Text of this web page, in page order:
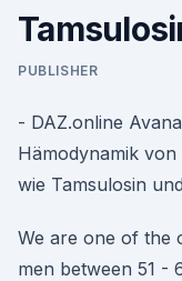
PUBLISHER
- DAZ.online
Hämodynamik
wie Tamsulosin
We are one of the
men between 51 -